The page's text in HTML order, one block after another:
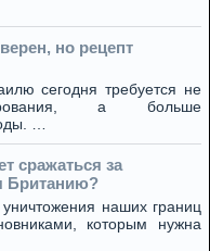
но рецепт
сегодня требуется не
а больше
…
сражаться за
Британию?
наших границ
которым нужна